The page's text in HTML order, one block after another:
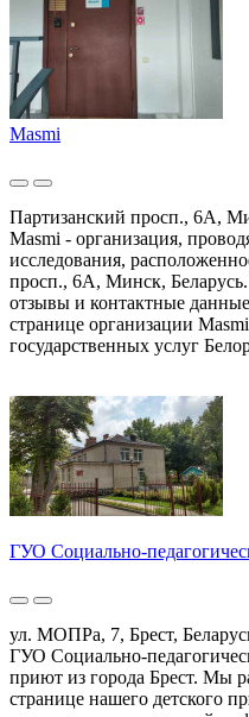
Masmi
Партизанский просп., 6А,
Masmi - организация,
исследования,
просп., 6А, Минск,
отзывы и контактные
странице организации
государственных услуг
ГУО Социально-
ул. МОПРа, 7, Брест,
ГУО Социально-
приют из города Брест. Мы
странице нашего детского